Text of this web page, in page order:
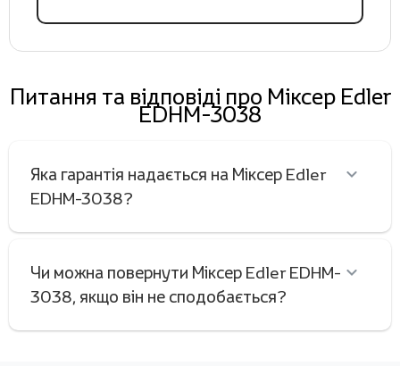
Питання та відповіді про Міксер Edler
EDHM-3038
Яка гарантія надається на Міксер Edler
EDHM-3038?
Чи можна повернути Міксер Edler EDHM-
3038, якщо він не сподобається?